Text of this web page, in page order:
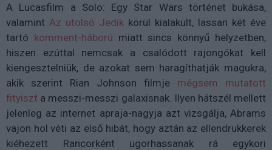
A Lucasfilm a Solo: Egy Star Wars történet bukása,
valamint Az utolsó Jedik körül kialakult, lassan két éve
tartó komment-háború miatt sincs könnyű helyzetben,
hiszen ezúttal nemcsak a csalódott rajongókat kell
kiengesztelniük, de azokat sem haragíthatják magukra,
akik szerint Rian Johnson filmje mégsem mutatott
fityiszt a messzi-messzi galaxisnak. Ilyen hátszél mellett
jelenleg az internet apraja-nagyja azt vizsgálja, Abrams
vajon hol véti az első hibát, hogy aztán az ellendrukkerek
kiéhezett Rancorként ugorhassanak rá egykori